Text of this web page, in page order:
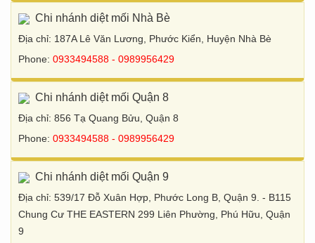
Chi nhánh diệt mối Nhà Bè
Địa chỉ: 187A Lê Văn Lương, Phước Kiển, Huyện Nhà Bè
Phone: 0933494588 - 0989956429
Chi nhánh diệt mối Quận 8
Địa chỉ: 856 Tạ Quang Bửu, Quận 8
Phone: 0933494588 - 0989956429
Chi nhánh diệt mối Quận 9
Địa chỉ: 539/17 Đỗ Xuân Hợp, Phước Long B, Quận 9. - B115
Chung Cư THE EASTERN 299 Liên Phường, Phú Hữu, Quận
9